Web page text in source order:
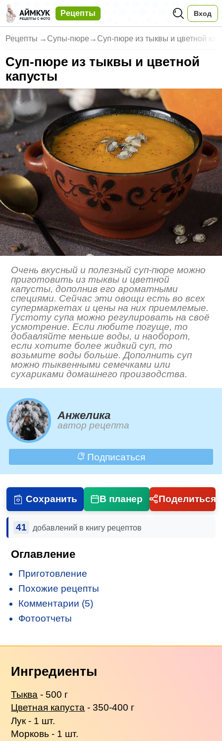
Рецепты Вход
Рецепты → Супы-пюре → Суп-пюре из тыквы и цветной ка
Суп-пюре из тыквы и цветной
капусты
Очень вкусный и полезный суп-пюре можно
приготовить из тыквы и цветной
капусты, дополнив его ароматными
специями. Сейчас эти овощи есть во всех
супермаркетах и цены на них приемлемые.
Густоту супа можно регулировать на своё
усмотрение. Если любите погуще, то
добавляйте меньше воды, и наоборот,
если хотите более жидкий суп, то
возьмите воды больше. Дополнить суп
можно тыквенными семечками или
сухариками домашнего производства.
Анжелика
автор рецепта
Подписаться
Сохранить В планер Поделиться
41 добавлений в книгу рецептов
Оглавление
Приготовление
Похожие рецепты
Комментарии (5)
Фотоотчеты
Ингредиенты
Тыква - 500 г
Цветная капуста - 350-400 г
Лук - 1 шт.
Морковь - 1 шт.